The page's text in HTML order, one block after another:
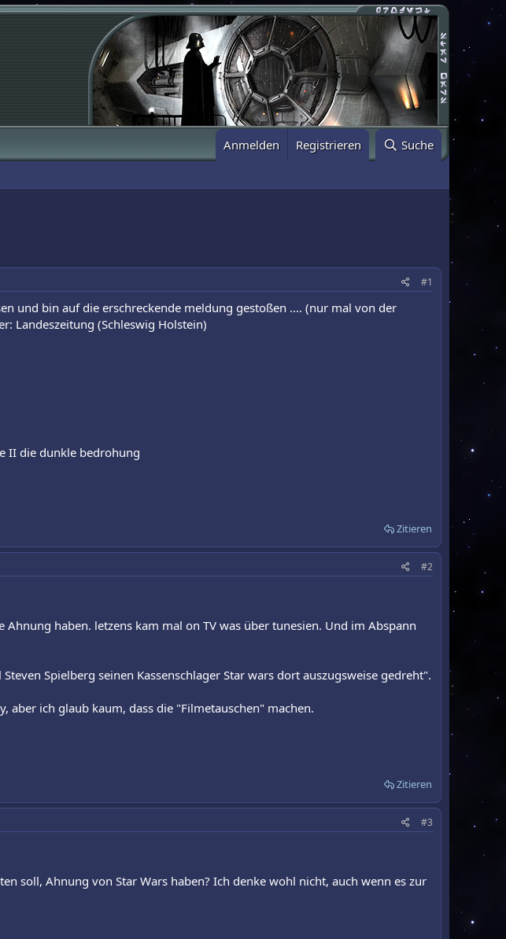
Anmelden Registrieren Suche
#1
und bin auf die erschreckende meldung gestoßen .... (nur mal von der
Landeszeitung (Schleswig Holstein)
II die dunkle bedrohung
Zitieren
#2
haben. letzens kam mal on TV was über tunesien. Und im Abspann
Spielberg seinen Kassenschlager Star wars dort auszugsweise gedreht".
aber ich glaub kaum, dass die "Filmetauschen" machen.
Zitieren
#3
soll, Ahnung von Star Wars haben? Ich denke wohl nicht, auch wenn es zur